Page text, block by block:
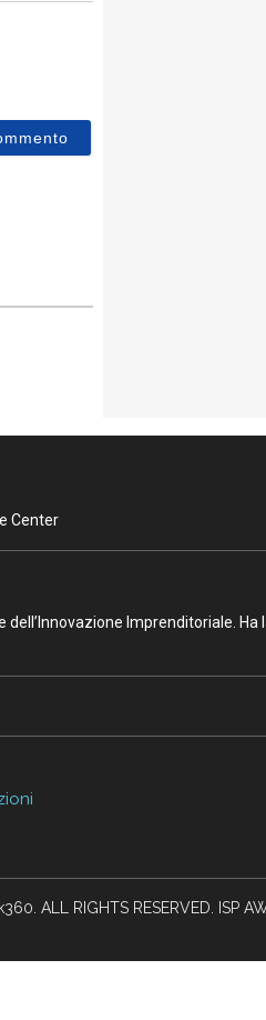
Center
Imprenditoriale.
ALL RIGHTS RESERVED. ISP